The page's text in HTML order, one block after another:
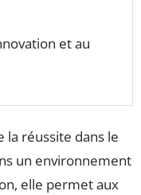
et au
la réussite dans le
un environnement
elle permet aux